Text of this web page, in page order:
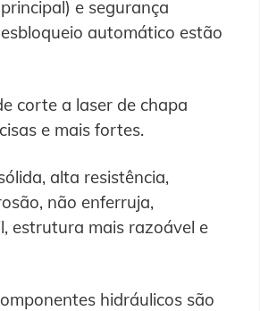
e segurança
automático estão
corte a laser de chapa
e mais fortes.
alta resistência,
não enferruja,
estrutura mais razoável e
hidráulicos são